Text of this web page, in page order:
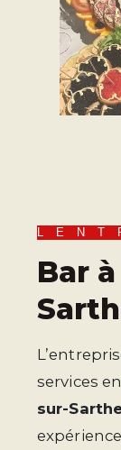
bar à Le Mêle-sur-
services en
sur-